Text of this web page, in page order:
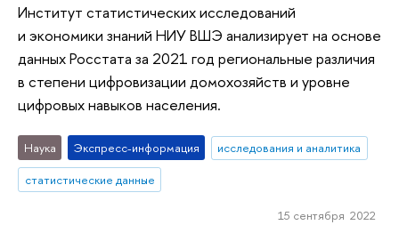
Институт статистических исследований
и экономики знаний НИУ ВШЭ анализирует на основе
данных Росстата за 2021 год региональные различия
в степени цифровизации домохозяйств и уровне
цифровых навыков населения.
Наука Экспресс-информация
исследования и аналитика
статистические данные
15 сентября 2022